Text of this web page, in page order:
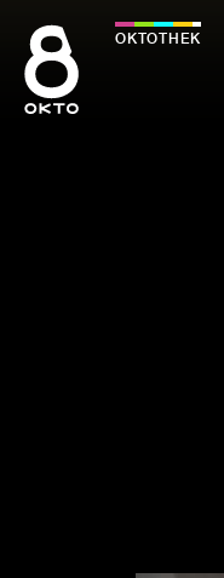
Inhalt
springen
OKTOTHEK